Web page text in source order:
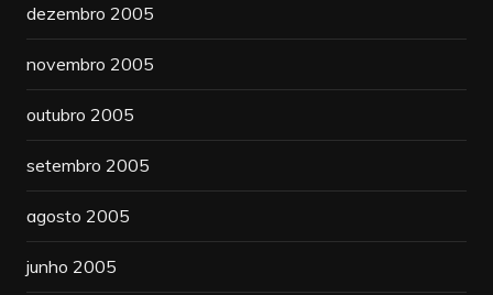
dezembro 2005
novembro 2005
outubro 2005
setembro 2005
agosto 2005
junho 2005